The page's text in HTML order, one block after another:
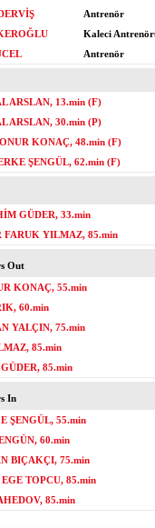
Antrenör
Kaleci
Antrenör
ARSLAN, 13.min (F)
ARSLAN, 30.min (P)
KONAÇ, 48.min (F)
ŞENGÜL, 62.min (F)
GÜDER, 33.min
FARUK YILMAZ, 85.min
Out
KONAÇ, 55.min
60.min
YALÇIN, 75.min
85.min
85.min
In
ŞENGÜL, 55.min
60.min
BIÇAKÇI, 75.min
EGE TOPCU, 85.min
85.min